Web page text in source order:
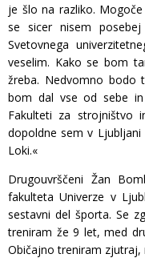
je šlo na razliko.
se sicer nisem
Svetovnega
veselim. Kako se bom
žreba. Nedvomno bodo
bom dal vse od sebe
Fakulteti za strojništvo
dopoldne sem v
Loki.«
Drugouvrščeni Žan
fakulteta Univerze v
sestavni del športa. Se
treniram že 9 let, med
Običajno treniram zjutraj,